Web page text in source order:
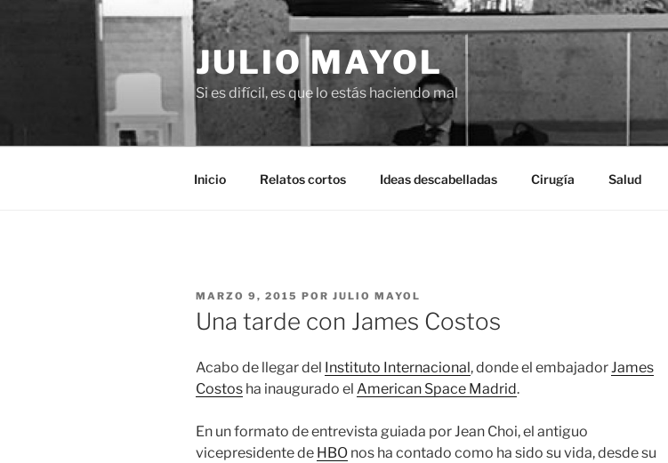
JULIO MAYOL
Si es difícil, es que lo estás haciendo mal
Inicio Relatos cortos Ideas descabelladas Cirugía Salud
PUBLICADO
EL
MARZO 9, 2015 POR JULIO MAYOL
Una tarde con James Costos
Acabo de llegar del Instituto Internacional, donde el embajadorJames
Costos ha inaugurado el American Space Madrid.
En un formato de entrevista guiada por Jean Choi, el antiguo
vicepresidente de HBO nos ha contado como ha sido su vida, desde su